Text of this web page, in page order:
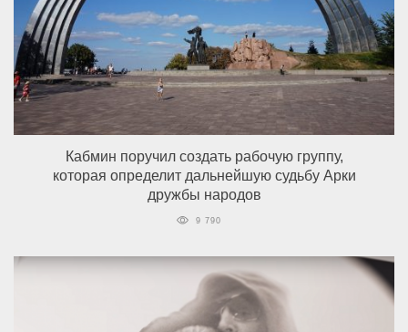
Кабмин поручил создать рабочую группу,
которая определит дальнейшую судьбу Арки
дружбы народов
9 790